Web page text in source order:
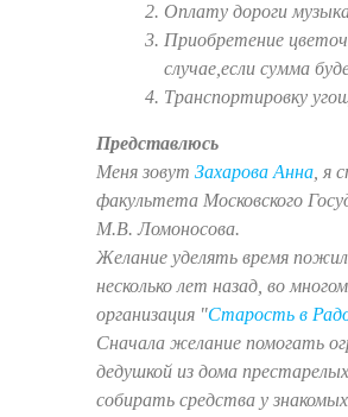
Оплату дороги
Приобретение
случае,если сумма
Транспортировку
Представлюсь
Меня зовут Захарова Анна, я
факультета Московского
М.В. Ломоносова.
Желание уделять время
несколько лет назад, во
организация "Старость в
Сначала желание помогать
дедушкой из дома
собирать средства у